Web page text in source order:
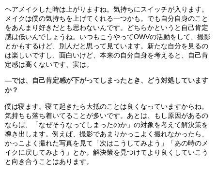
ヘアメイクした時は上がりますね。気持ちにスイッチが入ります。
メイクは僕の気持ちを上げてくれる一つかも。でも自分自身のこと
をあんまり好きだとも思わないんです。どちらかというと自己肯定
感は低いんでしょうね。いつもこうやってOWVの活動をして、撮影
とかもするけど、別人だと思って見ています。新たな自分を見るの
は楽しいですし、面白いけど、本来の自分自身を考えると、自己肯
定感は高くないです、実は。
―では、自己肯定感が下がってしまったとき、どう対処しています
か？
僕は寝ます。寝て起きたら大抵のことは良くなっていますからね。
気持ちも落ち着いてることが多いです。あとは、もし原因があるの
ならば、「なぜそうなってしまったのか」の対象を考えて解決策を
導き出します。例えば、撮影であまりかっこよく撮れなかったら、
かっこよく撮れた写真を見て「次はこうしてみよう」「あの時のメ
イクに戻してみよう」とか。解決策を見つけてより良くしていこう
と向き合うことはあります。